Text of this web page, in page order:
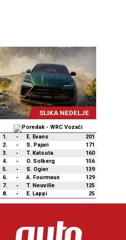
SLIKA NEDELJE
1. E. Evans
201
2.
S. Pajari
171
3.
T. Katsuta
160
4.
O. Solberg
156
5.
S. Ogier
139
6.
A. Fourmaux
129
7.
T. Neuville
125
8.
E. Lappi 25